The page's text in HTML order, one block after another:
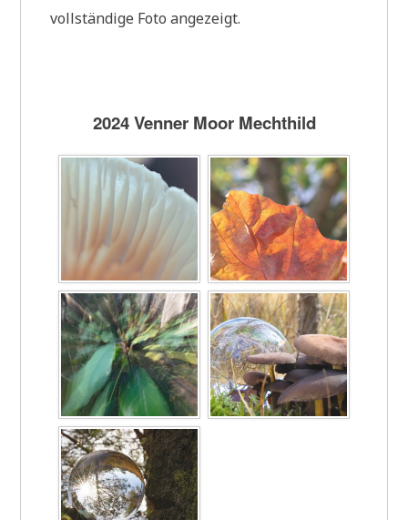
vollständige Foto angezeigt.
2024 Venner Moor Mechthild